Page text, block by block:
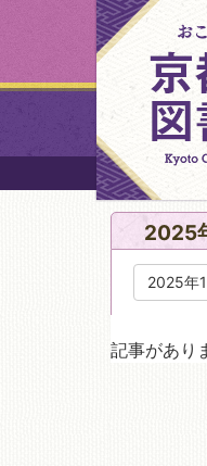
2025
2025年
記事があり